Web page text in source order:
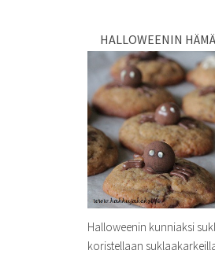
HALLOWEENIN
Halloweenin kunniaksi
koristellaan